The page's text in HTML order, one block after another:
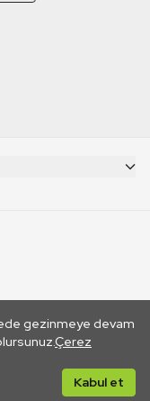
gezinmeye devam
Çerez
Kabul et
yoluyla gidilen dış